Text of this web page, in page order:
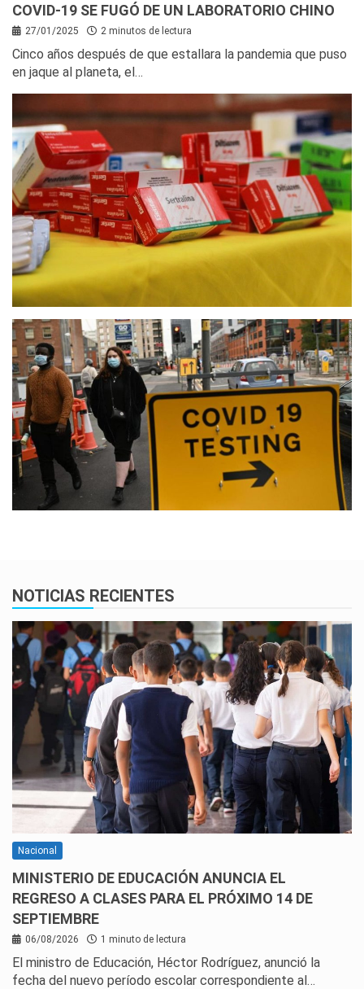
COVID-19 SE FUGÓ DE UN LABORATORIO CHINO
27/01/2025 2 minutos de lectura
Cinco años después de que estallara la pandemia que puso
en jaque al planeta, el…
NOTICIAS RECIENTES
Nacional
MINISTERIO DE EDUCACIÓN ANUNCIA EL
REGRESO A CLASES PARA EL PRÓXIMO 14 DE
SEPTIEMBRE
06/08/2026 1 minuto de lectura
El ministro de Educación, Héctor Rodríguez, anunció la
fecha del nuevo período escolar correspondiente al…